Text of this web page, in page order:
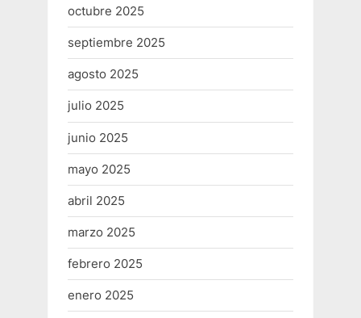
octubre 2025
septiembre 2025
agosto 2025
julio 2025
junio 2025
mayo 2025
abril 2025
marzo 2025
febrero 2025
enero 2025